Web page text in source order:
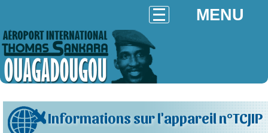
MENU
Informations sur l'appareil n°TCJIP